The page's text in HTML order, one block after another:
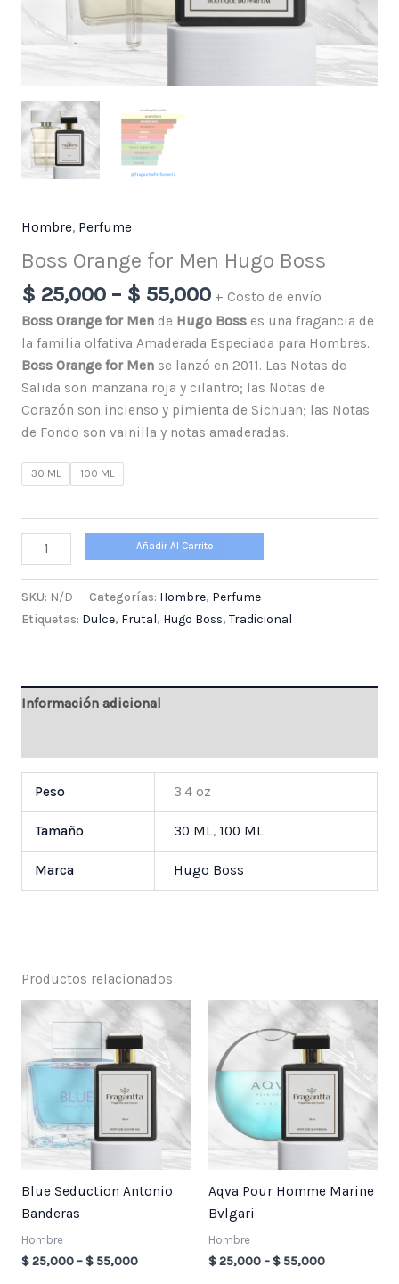
Hombre, Perfume
Boss Orange for Men Hugo Boss
$ 25,000 – $ 55,000 + Costo de envío
Boss Orange for Mende Hugo Bosses una fragancia de
la familia olfativa Amaderada Especiada para Hombres.
Boss Orange for Mense lanzó en 2011. Las Notas de
Salida son manzana roja y cilantro; las Notas de
Corazón son incienso y pimienta de Sichuan; las Notas
de Fondo son vainilla y notas amaderadas.
30 ML 100 ML
Añadir Al Carrito
SKU: N/D Categorías: Hombre, Perfume
Etiquetas: Dulce, Frutal, Hugo Boss, Tradicional
Información adicional
Peso 3.4 oz
Tamaño 30 ML, 100 ML
Marca Hugo Boss
Productos relacionados
Blue Seduction Antonio
Banderas
Hombre
$25,000 –$55,000
Price
$ 25,000
through
$ 55,000
Aqva Pour Homme Marine
Bvlgari
Hombre
$25,000 –$55,000
Price
$ 25,000
through
$ 55,000